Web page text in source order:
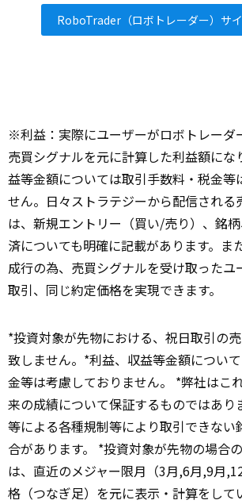
RoboTrader（ロボトレーダー）サ
※利益：実際にユーザーがロボトレーダ
売買シグナルを元に計算した利益額にな
益等金額については取引手数料・税金等
せん。日々ストラテジーから配信される
は、新規エントリー（買い/売り）、銘
済についても明確に記載があります。ま
成行の為、売買シグナルを受け取ったユ
取引、同じ約定価格を実現できます。
*投資対象が先物における、祝日取引の
致しません。*利益、収益等金額につい
金等は考慮しておりません。 *弊社はこ
来の成績について保証するものではあり
等による各種規制等により取引できない
合があります。 *投資対象が先物の場合
は、直近のメジャー限月（3月,6月,9月
格（つなぎ足）を元に表示・計算をして